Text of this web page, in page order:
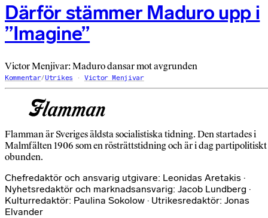
Därför stämmer Maduro upp i
”Imagine”
Victor Menjivar: Maduro dansar mot avgrunden
Kommentar/Utrikes Victor Menjivar
Flamman är Sveriges äldsta socialistiska tidning. Den startades i
Malmfälten 1906 som en rösträttstidning och är i dag partipolitiskt
obunden.
Chefredaktör och ansvarig utgivare: Leonidas Aretakis ·
Nyhetsredaktör och marknadsansvarig: Jacob Lundberg ·
Kulturredaktör: Paulina Sokolow · Utrikesredaktör: Jonas
Elvander